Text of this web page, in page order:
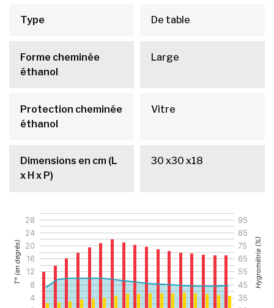
Type De table
Forme cheminée
éthanol
Large
Protection cheminée
éthanol
Vitre
Dimensions en cm (L
x H x P)
30 x30 x18
4
8
12
16
20
24
28
35
45
55
65
75
85
95
T° (en degrés) Hygrométrie (%)